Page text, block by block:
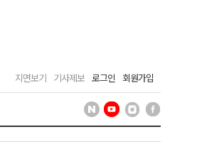
지면보기 기사제보 로그인 회원가입